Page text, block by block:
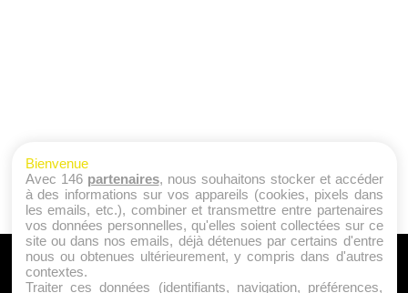
A PROPOS
Bienvenue
Avec 146 partenaires, nous souhaitons stocker et accéder
à des informations sur vos appareils (cookies, pixels dans
les emails, etc.), combiner et transmettre entre partenaires
vos données personnelles, qu'elles soient collectées sur ce
site ou dans nos emails, déjà détenues par certains d'entre
nous ou obtenues ultérieurement, y compris dans d'autres
contextes.
Traiter ces données (identifiants, navigation, préférences,